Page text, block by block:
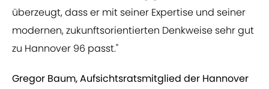
überzeugt, dass er mit seiner Expertise und seiner
modernen, zukunftsorientierten Denkweise sehr gut
zu Hannover 96 passt."
Gregor Baum, Aufsichtsratsmitglied der Hannover